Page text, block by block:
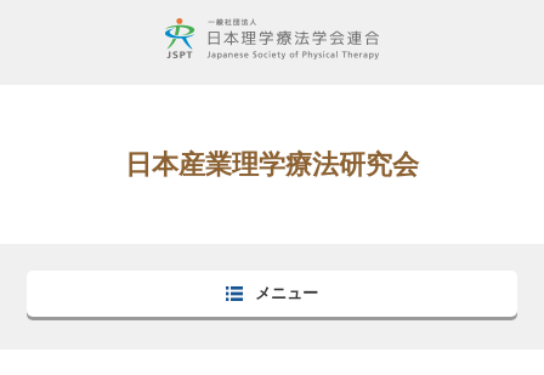
日本産業理学療法研究会
メニュー